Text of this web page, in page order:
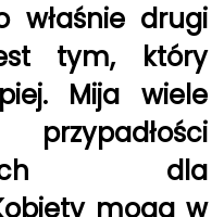
drugi
tym, który
Mija wiele
dla
mogą w